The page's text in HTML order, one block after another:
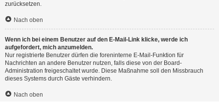
zurücksetzen.
Nach oben
Wenn ich bei einem Benutzer auf den E-Mail-Link klicke, werde ich
aufgefordert, mich anzumelden.
Nur registrierte Benutzer dürfen die foreninterne E-Mail-Funktion für
Nachrichten an andere Benutzer nutzen, falls diese von der Board-
Administration freigeschaltet wurde. Diese Maßnahme soll den Missbrauch
dieses Systems durch Gäste verhindern.
Nach oben